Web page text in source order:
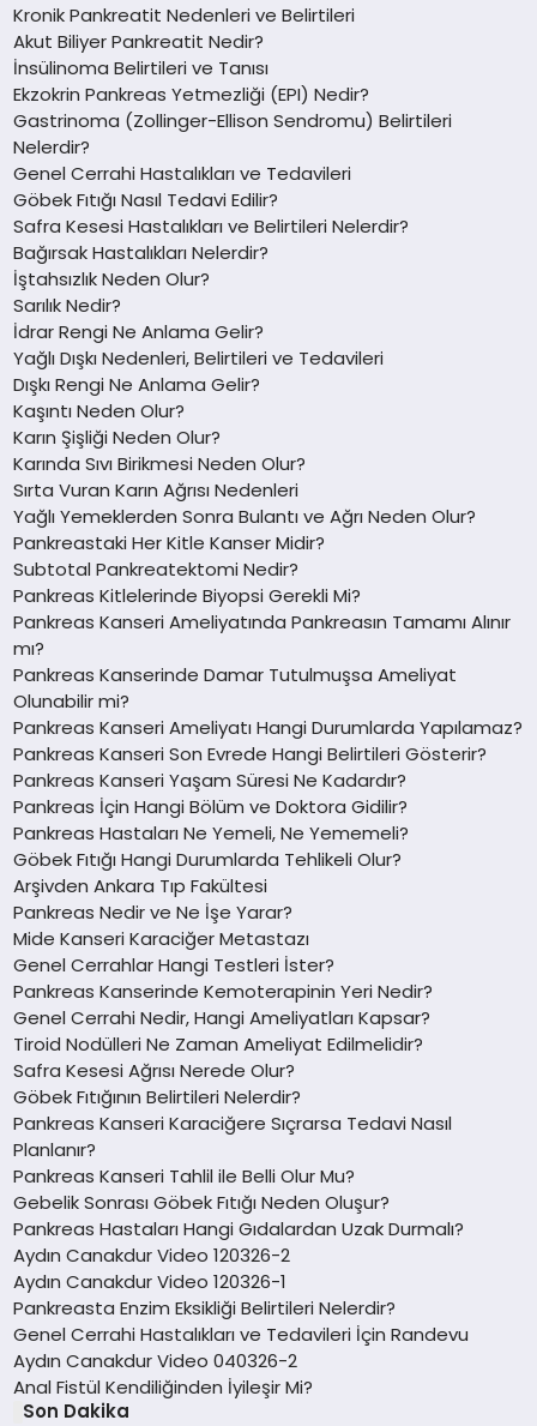
Kronik Pankreatit Nedenleri ve Belirtileri
Akut Biliyer Pankreatit Nedir?
İnsülinoma Belirtileri ve Tanısı
Ekzokrin Pankreas Yetmezliği (EPI) Nedir?
Gastrinoma (Zollinger-Ellison Sendromu) Belirtileri
Nelerdir?
Genel Cerrahi Hastalıkları ve Tedavileri
Göbek Fıtığı Nasıl Tedavi Edilir?
Safra Kesesi Hastalıkları ve Belirtileri Nelerdir?
Bağırsak Hastalıkları Nelerdir?
İştahsızlık Neden Olur?
Sarılık Nedir?
İdrar Rengi Ne Anlama Gelir?
Yağlı Dışkı Nedenleri, Belirtileri ve Tedavileri
Dışkı Rengi Ne Anlama Gelir?
Kaşıntı Neden Olur?
Karın Şişliği Neden Olur?
Karında Sıvı Birikmesi Neden Olur?
Sırta Vuran Karın Ağrısı Nedenleri
Yağlı Yemeklerden Sonra Bulantı ve Ağrı Neden Olur?
Pankreastaki Her Kitle Kanser Midir?
Subtotal Pankreatektomi Nedir?
Pankreas Kitlelerinde Biyopsi Gerekli Mi?
Pankreas Kanseri Ameliyatında Pankreasın Tamamı Alınır
mı?
Pankreas Kanserinde Damar Tutulmuşsa Ameliyat
Olunabilir mi?
Pankreas Kanseri Ameliyatı Hangi Durumlarda Yapılamaz?
Pankreas Kanseri Son Evrede Hangi Belirtileri Gösterir?
Pankreas Kanseri Yaşam Süresi Ne Kadardır?
Pankreas İçin Hangi Bölüm ve Doktora Gidilir?
Pankreas Hastaları Ne Yemeli, Ne Yememeli?
Göbek Fıtığı Hangi Durumlarda Tehlikeli Olur?
Arşivden Ankara Tıp Fakültesi
Pankreas Nedir ve Ne İşe Yarar?
Mide Kanseri Karaciğer Metastazı
Genel Cerrahlar Hangi Testleri İster?
Pankreas Kanserinde Kemoterapinin Yeri Nedir?
Genel Cerrahi Nedir, Hangi Ameliyatları Kapsar?
Tiroid Nodülleri Ne Zaman Ameliyat Edilmelidir?
Safra Kesesi Ağrısı Nerede Olur?
Göbek Fıtığının Belirtileri Nelerdir?
Pankreas Kanseri Karaciğere Sıçrarsa Tedavi Nasıl
Planlanır?
Pankreas Kanseri Tahlil ile Belli Olur Mu?
Gebelik Sonrası Göbek Fıtığı Neden Oluşur?
Pankreas Hastaları Hangi Gıdalardan Uzak Durmalı?
Aydın Canakdur Video 120326-2
Aydın Canakdur Video 120326-1
Pankreasta Enzim Eksikliği Belirtileri Nelerdir?
Genel Cerrahi Hastalıkları ve Tedavileri İçin Randevu
Aydın Canakdur Video 040326-2
Anal Fistül Kendiliğinden İyileşir Mi?
Son Dakika